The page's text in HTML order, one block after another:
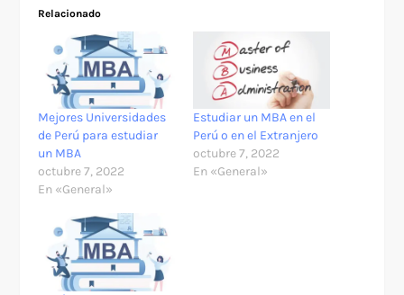
Relacionado
Mejores Universidades
de Perú para estudiar
un MBA
octubre 7, 2022
En «General»
Estudiar un MBA en el
Perú o en el Extranjero
octubre 7, 2022
En «General»